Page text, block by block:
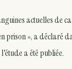
actuelles de
prison », a déclaré
a été publiée.